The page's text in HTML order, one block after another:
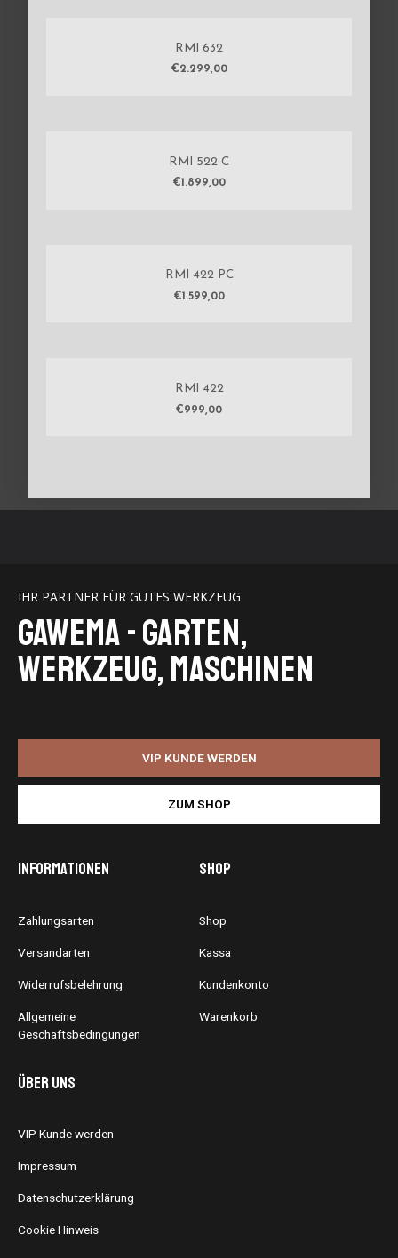
RMI 632
€2.299,00
RMI 522 C
€ 1.899,00
RMI 422 PC
€ 1.599,00
RMI 422
€999,00
IHR PARTNER FÜR GUTES WERKZEUG
GaWeMA - Garten,
Werkzeug, Maschinen
VIP KUNDE WERDEN
ZUM SHOP
Informationen
Zahlungsarten
Versandarten
Widerrufsbelehrung
Allgemeine
Geschäftsbedingungen
Shop
Shop
Kassa
Kundenkonto
Warenkorb
Über uns
VIP Kunde werden
Impressum
Datenschutzerklärung
Cookie Hinweis